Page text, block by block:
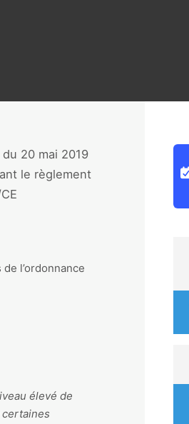
du 20 mai 2019
le règlement
l’ordonnance
élevé de